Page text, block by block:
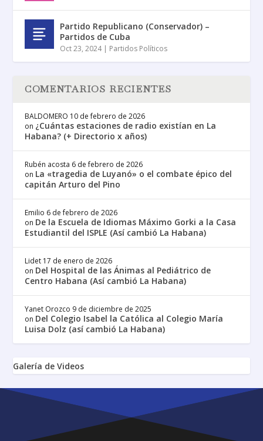
Partido Republicano (Conservador) –
Partidos de Cuba
Oct 23, 2024| Partidos Políticos
COMENTARIOS RECIENTES
BALDOMERO 10 de febrero de 2026
on ¿Cuántas estaciones de radio existían en La
Habana? (+ Directorio x años)
Rubén acosta 6 de febrero de 2026
on La «tragedia de Luyanó» o el combate épico del
capitán Arturo del Pino
Emilio 6 de febrero de 2026
on De la Escuela de Idiomas Máximo Gorki a la Casa
Estudiantil del ISPLE (Así cambió La Habana)
Lidet 17 de enero de 2026
on Del Hospital de las Ánimas al Pediátrico de
Centro Habana (Así cambió La Habana)
Yanet Orozco 9 de diciembre de 2025
on Del Colegio Isabel la Católica al Colegio María
Luisa Dolz (así cambió La Habana)
Galería de Videos